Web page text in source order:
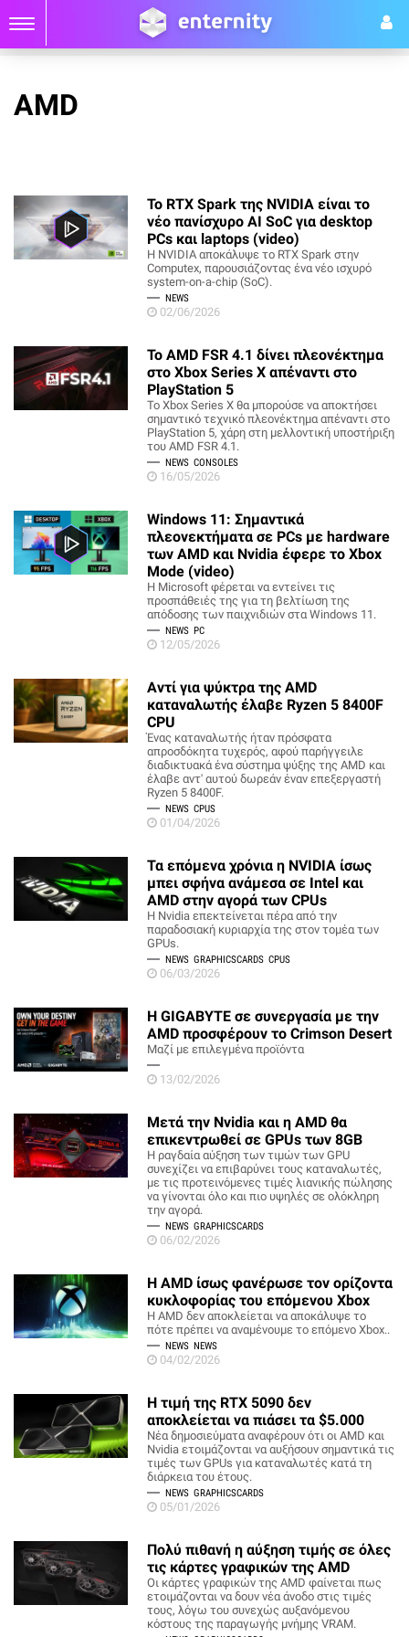
AMD
Το RTX Spark της NVIDIA είναι το
νέο πανίσχυρο ΑΙ SoC για desktop
PCs και laptops (video)
Η NVIDIA αποκάλυψε το RTX Spark στην
Computex, παρουσιάζοντας ένα νέο ισχυρό
system-on-a-chip (SoC).
NEWS
02/06/2026
Το AMD FSR 4.1 δίνει πλεονέκτημα
στο Xbox Series X απέναντι στο
PlayStation 5
Το Xbox Series X θα μπορούσε να αποκτήσει
σημαντικό τεχνικό πλεονέκτημα απέναντι στο
PlayStation 5, χάρη στη μελλοντική υποστήριξη
του AMD FSR 4.1.
NEWS CONSOLES
16/05/2026
Windows 11: Σημαντικά
πλεονεκτήματα σε PCs με hardware
των AMD και Nvidia έφερε το Xbox
Mode (video)
Η Microsoft φέρεται να εντείνει τις
προσπάθειές της για τη βελτίωση της
απόδοσης των παιχνιδιών στα Windows 11.
NEWS PC
12/05/2026
Αντί για ψύκτρα της AMD
καταναλωτής έλαβε Ryzen 5 8400F
CPU
Ένας καταναλωτής ήταν πρόσφατα
απροσδόκητα τυχερός, αφού παρήγγειλε
διαδικτυακά ένα σύστημα ψύξης της AMD και
έλαβε αντ' αυτού δωρεάν έναν επεξεργαστή
Ryzen 5 8400F.
NEWS CPUS
01/04/2026
Τα επόμενα χρόνια η NVIDIA ίσως
μπει σφήνα ανάμεσα σε Intel και
AMD στην αγορά των CPUs
Η Nvidia επεκτείνεται πέρα από την
παραδοσιακή κυριαρχία της στον τομέα των
GPUs.
NEWS GRAPHICSCARDS CPUS
06/03/2026
Η GIGABYTE σε συνεργασία με την
AMD προσφέρουν το Crimson Desert
Μαζί με επιλεγμένα προϊόντα
13/02/2026
Μετά την Nvidia και η AMD θα
επικεντρωθεί σε GPUs των 8GB
Η ραγδαία αύξηση των τιμών των GPU
συνεχίζει να επιβαρύνει τους καταναλωτές,
με τις προτεινόμενες τιμές λιανικής πώλησης
να γίνονται όλο και πιο υψηλές σε ολόκληρη
την αγορά.
NEWS GRAPHICSCARDS
06/02/2026
Η AMD ίσως φανέρωσε τον ορίζοντα
κυκλοφορίας του επόμενου Xbox
Η AMD δεν αποκλείεται να αποκάλυψε το
πότε πρέπει να αναμένουμε το επόμενο Xbox..
NEWS NEWS
04/02/2026
Η τιμή της RTX 5090 δεν
αποκλείεται να πιάσει τα $5.000
Νέα δημοσιεύματα αναφέρουν ότι οι AMD και
Nvidia ετοιμάζονται να αυξήσουν σημαντικά τις
τιμές των GPUs για καταναλωτές κατά τη
διάρκεια του έτους.
NEWS GRAPHICSCARDS
05/01/2026
Πολύ πιθανή η αύξηση τιμής σε όλες
τις κάρτες γραφικών της AMD
Οι κάρτες γραφικών της AMD φαίνεται πως
ετοιμάζονται να δουν νέα άνοδο στις τιμές
τους, λόγω του συνεχώς αυξανόμενου
κόστους της παραγωγής μνήμης VRAM.